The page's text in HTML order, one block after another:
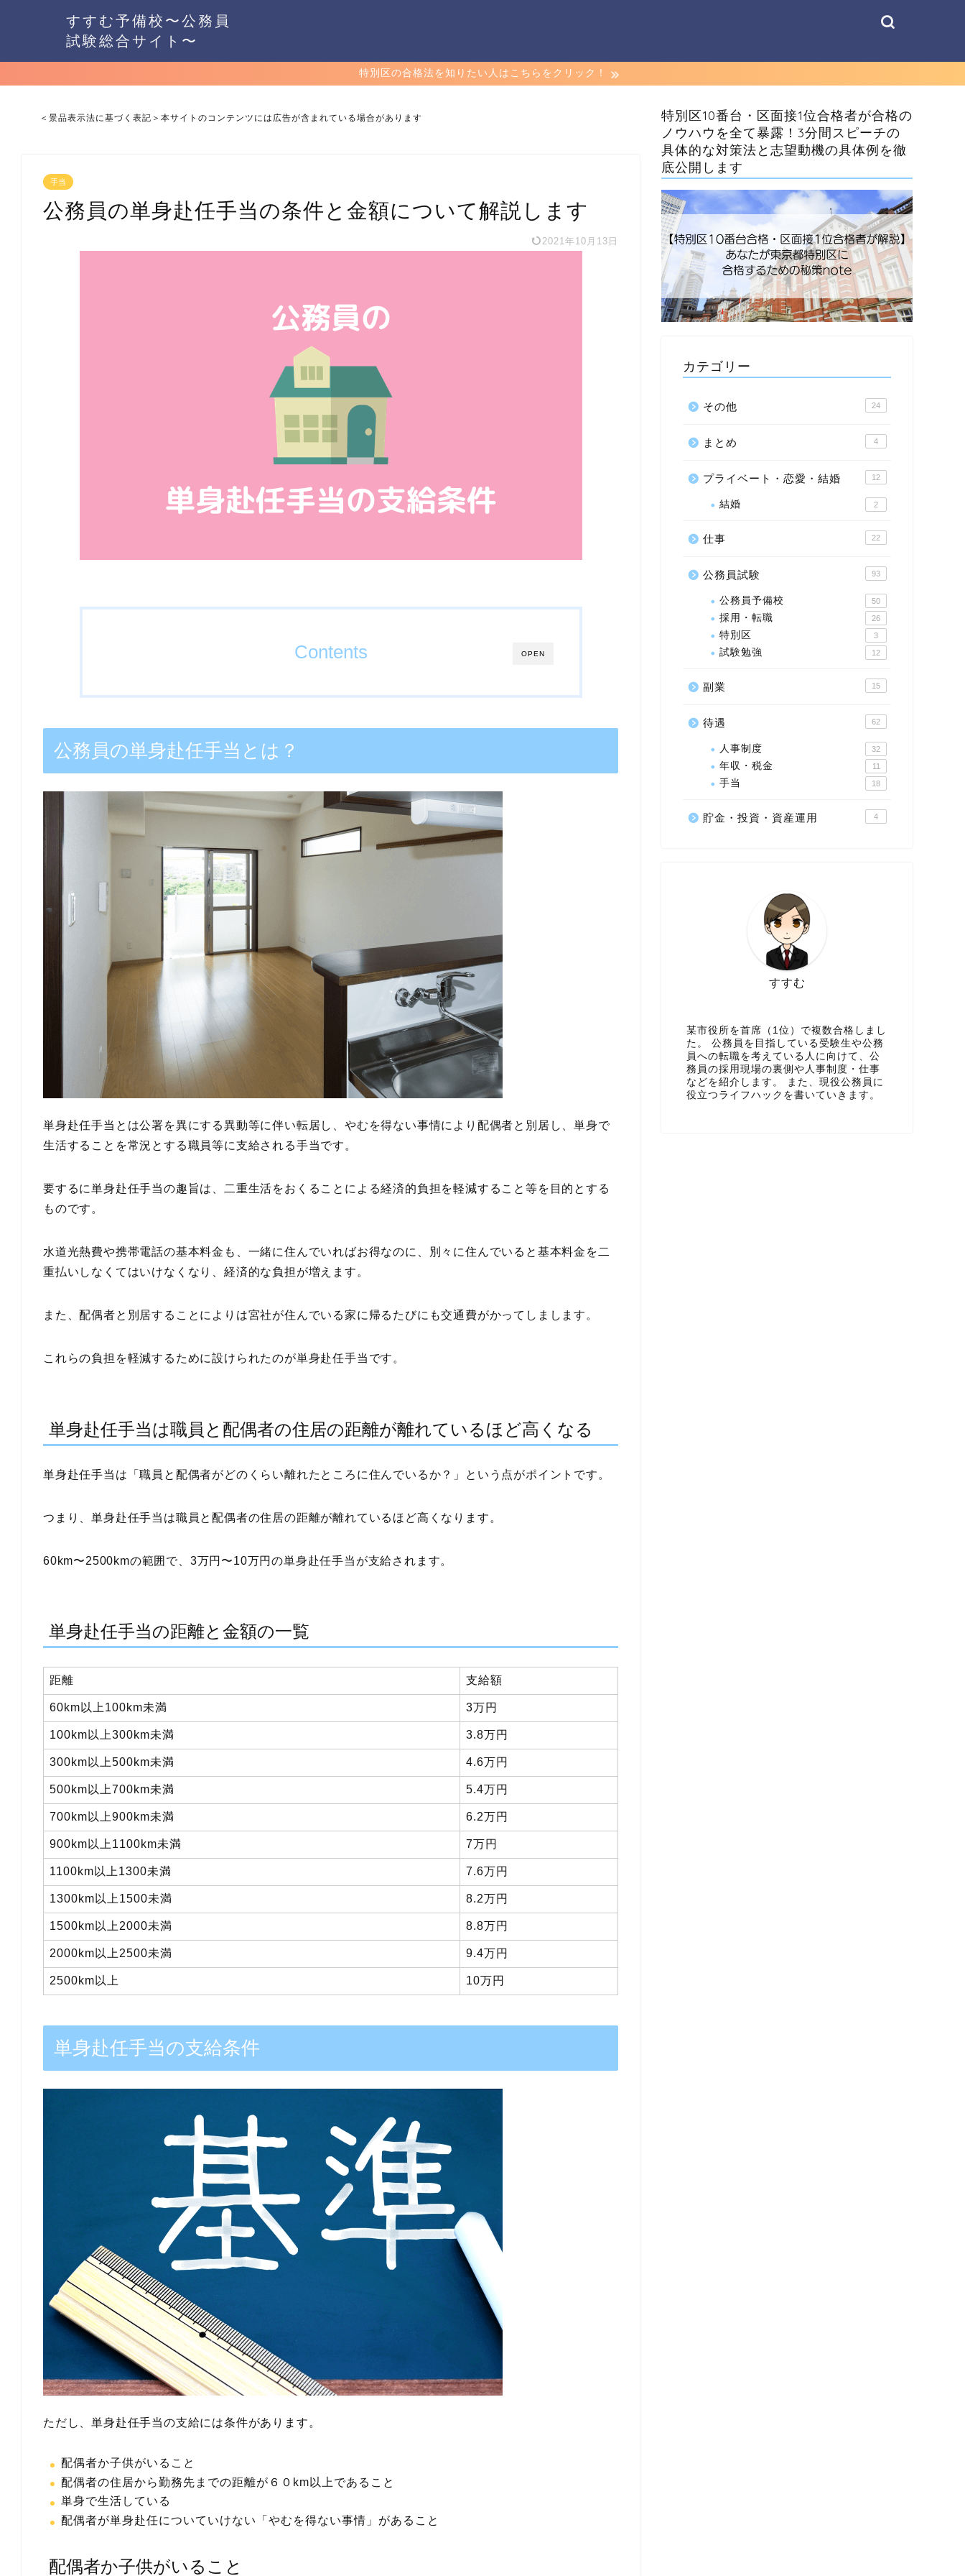
すすむ予備校〜公務員
試験総合サイト〜
特別区の合格法を知りたい人はこちらをクリック！
＜景品表示法に基づく表記＞本サイトのコンテンツには広告が含まれている場合があります
手当
公務員の単身赴任手当の条件と金額について解説します
2021年10月13日
OPEN
Contents
公務員の単身赴任手当とは？
単身赴任手当とは公署を異にする異動等に伴い転居し、やむを得ない事情により配偶者と別居し、単身で
生活することを常況とする職員等に支給される手当です。
要するに単身赴任手当の趣旨は、
二重生活をおくることによる経済的負担を軽減すること等を目的とする
ものです。
水道光熱費や携帯電話の基本料金も、一緒に住んでいればお得なのに、別々に住んでいると基本料金を二
重払いしなくてはいけなくなり、経済的な負担が増えます。
また、配偶者と別居することによりは宮社が住んでいる家に帰るたびにも交通費がかってしまします。
これらの負担を軽減するために設けられたのが単身赴任手当です。
単身赴任手当は職員と配偶者の住居の距離が離れているほど高くなる
単身赴任手当は 「職員と配偶者がどのくらい離れたところに住んでいるか？」 という点がポイントです。
つまり、単身赴任手当は職員と配偶者の住居の距離が離れているほど高くなります。
60km〜2500kmの範囲で、3万円〜10万円の単身赴任手当が支給されます。
単身赴任手当の距離と金額の一覧
距離 支給額
60km以上100km未満 3万円
100km以上300km未満 3.8万円
300km以上500km未満 4.6万円
500km以上700km未満 5.4万円
700km以上900km未満 6.2万円
900km以上1100km未満 7万円
1100km以上1300未満 7.6万円
1300km以上1500未満 8.2万円
1500km以上2000未満 8.8万円
2000km以上2500未満 9.4万円
2500km以上 10万円
単身赴任手当の支給条件
ただし、単身赴任手当の支給には条件があります。
配偶者か子供がいること
配偶者の住居から勤務先までの距離が６０km以上であること
単身で生活している
配偶者が単身赴任についていけない「やむを得ない事情」があること
配偶者か子供がいること
特別区10番台・区面接1位合格者が合格の
ノウハウを全て暴露！3分間スピーチの
具体的な対策法と志望動機の具体例を徹
底公開します
カテゴリー
その他 24
まとめ 4
プライベート・恋愛・結婚 12
結婚 2
仕事 22
公務員試験 93
公務員予備校 50
採用・転職 26
特別区 3
試験勉強 12
副業 15
待遇 62
人事制度 32
年収・税金 11
手当 18
貯金・投資・資産運用 4
すすむ
某市役所を首席（1位）で複数合格しまし
た。 公務員を目指している受験生や公務
員への転職を考えている人に向けて、公
務員の採用現場の裏側や人事制度・仕事
などを紹介します。 また、現役公務員に
役立つライフハックを書いていきます。